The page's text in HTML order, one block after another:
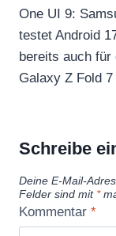
One UI 9:
testet Android
bereits auch für
Galaxy Z Fold 7
Schreibe
Deine E-Mail-
Felder sind mit *
Kommentar *